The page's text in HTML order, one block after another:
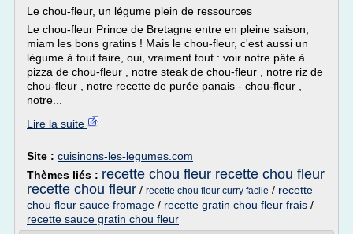
Le chou-fleur, un légume plein de ressources
Le chou-fleur Prince de Bretagne entre en pleine saison,
miam les bons gratins ! Mais le chou-fleur, c'est aussi un
légume à tout faire, oui, vraiment tout : voir notre pâte à
pizza de chou-fleur , notre steak de chou-fleur , notre riz de
chou-fleur , notre recette de purée panais - chou-fleur ,
notre...
Lire la suite
Site : cuisinons-les-legumes.com
Thèmes liés : recette chou fleur recette chou fleur
recette chou fleur / recette chou fleur curry facile / recette
chou fleur sauce fromage / recette gratin chou fleur frais /
recette sauce gratin chou fleur